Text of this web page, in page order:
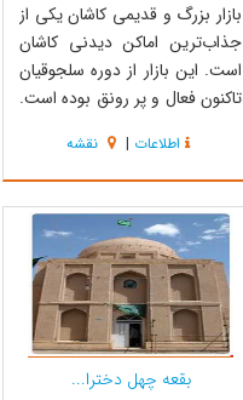
بازار بزرگ و قدیمی کاشان یکی از
جذاب‌ترین اماکن دیدنی کاشان
است. این بازار از دوره سلجوقیان
تاکنون فعال و پر رونق بوده است.
در قرون قبل بە ایران آمده و از کاشان
هم دیدار کرده اند در سفرنامه‌های
خود عظمت، شکوه و زیبایی بازار را
ستایش کرده اند. بازار ک...
اطلاعات | نقشه
بقعه چهل دخترا...